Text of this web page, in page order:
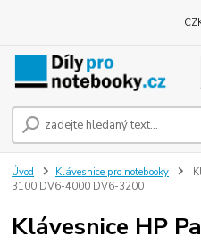
Úvod Klávesnice pro notebooky
3100 DV6-4000 DV6-3200
Klávesnice HP